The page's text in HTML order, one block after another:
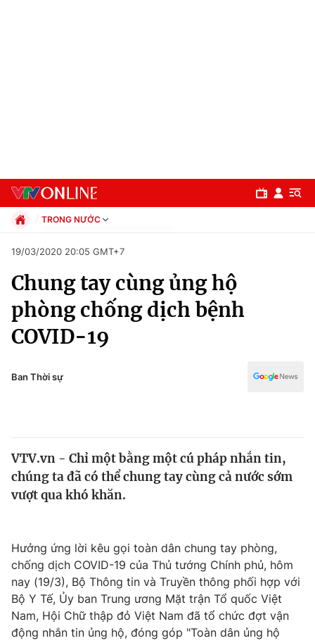
Chuyên mục
Chính trị
Thế giới
Thế giới đó đây
Câu chuyện quốc tế
Tài chính
Thị trường
Góc doanh nghiệp
Dữ liệu và đời sống
Truyền hình
Phim VTV
TRONG NƯỚC
Xã hội
Pháp luật
Kinh tế
Thể thao
Truyền hình
Văn hóa - Giải trí
Đời sống
19/03/2020 20:05 GMT+7
Chung tay cùng ủng hộ
phòng chống dịch bệnh
COVID-19
Ban Thời sự
VTV.vn - Chỉ một bằng một cú pháp nhắn tin,
chúng ta đã có thể chung tay cùng cả nước sớm
vượt qua khó khăn.
Hưởng ứng lời kêu gọi toàn dân chung tay phòng,
chống dịch COVID-19 của Thủ tướng Chính phủ, hôm
nay (19/3), Bộ Thông tin và Truyền thông phối hợp với
Bộ Y Tế, Ủy ban Trung ương Mặt trận Tổ quốc Việt
Nam, Hội Chữ thập đỏ Việt Nam đã tổ chức đợt vận
động nhắn tin ủng hộ, đóng góp "Toàn dân ủng hộ